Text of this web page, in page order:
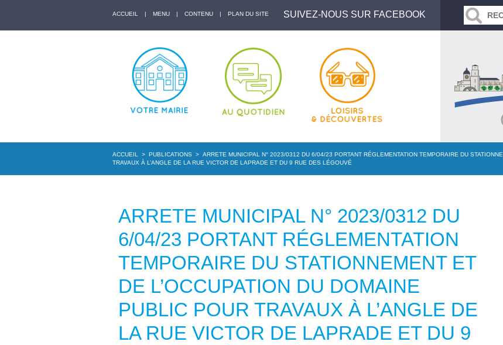
ACCUEIL | MENU | CONTENU | PLAN DU SITE SUIVEZ-NOUS SUR FACEBOOK
ACCUEIL > PUBLICATIONS > ARRETE MUNICIPAL N° 2023/0312 DU 6/04/23 PORTANT RÉGLEMENTATION TEMPORAIRE DU
TRAVAUX À L’ANGLE DE LA RUE VICTOR DE LAPRADE ET DU 9 RUE DES LÉGOUVÉ
ARRETE MUNICIPAL N° 2023/0312 DU
6/04/23 PORTANT RÉGLEMENTATION
TEMPORAIRE DU STATIONNEMENT ET
DE L’OCCUPATION DU DOMAINE
PUBLIC POUR TRAVAUX À L’ANGLE DE
LA RUE VICTOR DE LAPRADE ET DU 9